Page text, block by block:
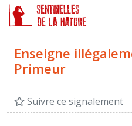
Enseigne
Primeur
Suivre ce signalement
Panneau de gestion des